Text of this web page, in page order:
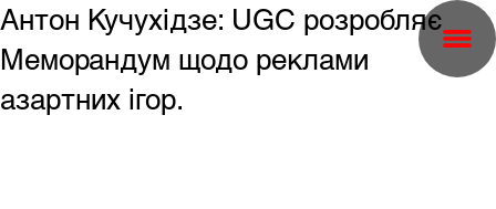
Антон Кучухідзе: UGC розробляє
Меморандум щодо реклами
азартних ігор.